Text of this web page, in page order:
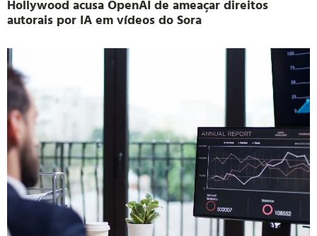
Hollywood acusa OpenAI de ameaçar direitos
autorais por IA em vídeos do Sora